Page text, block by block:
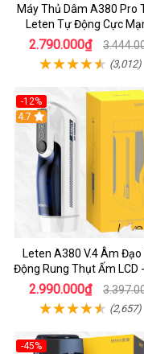
Máy Thủ Dâm A380 Pro
Leten Tự Động Cực
2.790.000₫
(3,012)
-12%
Hot
4.7
Leten A380 V.4 Âm
Động Rung Thụt Ấm LCD -
Phê
2.990.000₫
(2,657)
-45%